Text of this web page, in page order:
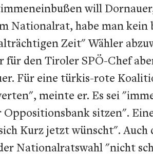
will
Nationalrat, habe man kein
Zeit" Wähler
für den Tiroler SPÖ-Chef
Für eine türkis-rote
meinte er. Es sei
sitzen".
Kurz jetzt wünscht". Auch
Nationalratswahl "nicht